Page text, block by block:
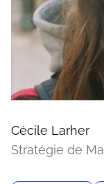
Cécile Larher
Stratégie de